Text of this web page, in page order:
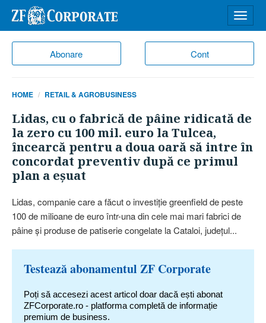
Abonare Cont
meniu
HOME RETAIL & AGROBUSINESS
Lidas, cu o fabrică de pâine ridicată de
la zero cu 100 mil. euro la Tulcea,
încearcă pentru a doua oară să intre în
concordat preventiv după ce primul
plan a eşuat
Lidas, companie care a făcut o investiţie greenfield de peste
100 de milioane de euro într-una din cele mai mari fabrici de
pâine şi produse de patiserie congelate la Cataloi, judeţul...
Testează abonamentul ZF Corporate
Poți să accesezi acest articol doar dacă ești abonat
ZFCorporate.ro - platforma completă de informație
premium de business.